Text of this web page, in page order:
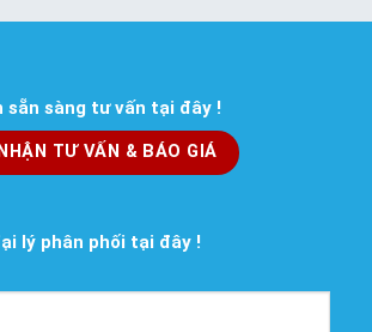
sẵn sàng tư vấn tại đây !
TƯ VẤN & BÁO GIÁ
lý phân phối tại đây !